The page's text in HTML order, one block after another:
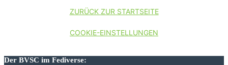
ZURÜCK ZUR STARTSEITE
COOKIE-EINSTELLUNGEN
Der BVSC im Fediverse: